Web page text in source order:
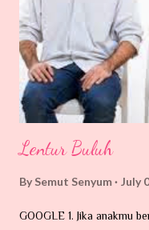
makanan di urat-urat
katanya dicelah-celah
kelopak ...
Lentur Buluh
By Semut Senyum July
GOOGLE 1. Jika anakmu